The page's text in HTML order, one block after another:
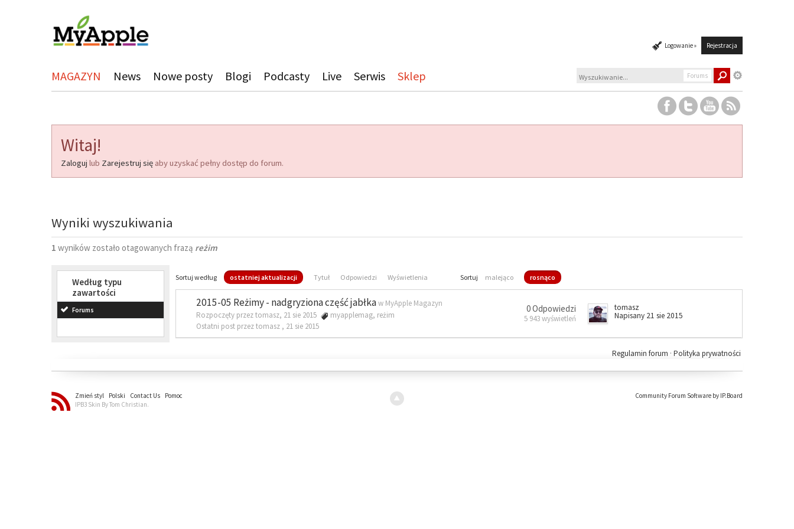
Logowanie » Rejestracja
MAGAZYN News Nowe posty Blogi Podcasty Live Serwis Sklep Forums
Witaj!
Zaloguj lub Zarejestruj się aby uzyskać pełny dostęp do forum.
Wyniki wyszukiwania
1 wyników zostało otagowanych frazą reżim
Według typu
zawartości
Forums
Sortuj według ostatniej aktualizacji Tytuł Odpowiedzi Wyświetlenia Sortuj malejąco rosnąco
2015-05 Reżimy - nadgryziona część jabłkaw MyApple Magazyn
Rozpoczęty przez tomasz, 21 sie 2015
myapplemag, reżim
Ostatni post przez tomasz , 21 sie 2015
0 Odpowiedzi
5 943 wyświetleń
tomasz
Napisany 21 sie 2015
Polityka prywatności
Regulamin forum ·
Zmień styl Polski Contact Us
Pomoc
IPB3 Skin By Tom Christian.
Community Forum Software by IP.Board